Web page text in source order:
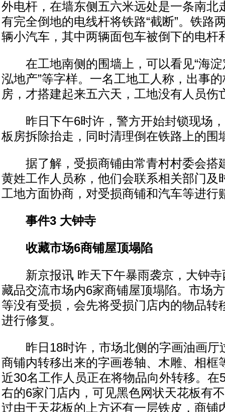
外电杆，在墙东侧五六米远处是一条南北
有完全倒地的电线杆将铁路“截断”。铁路
辆小汽车，其中两辆面包车被倒下的电杆
在工地南侧的围墙上，可以看见“海淀
泓地产”等字样。一名工地工人称，出事
房，才搭建起来五六天，工地没有人员伤
昨日下午6时许，警方开始封锁现场，
板房拆除抬走，同时清理倒在铁路上的围
据了解，受损商铺由常青村村委会搭
黄姓工作人员称，他们会联系相关部门及
工地方面协商，对受损商铺和汽车等进行
事件3 大钟寺
收藏市场6商铺屋顶塌陷
新京报讯 昨天下午暴雨袭京，大钟寺
藏品交流市场内6家商铺屋顶塌陷。市场
等没有受损，会先将受损门店内的物品转
进行修复。
昨日18时许，市场北侧的字画油画厅
商铺内转移出来的字画卷轴、木雕、相框
近30名工作人员正在将物品向外转移。在
右的6家门店内，可见黑色网状天花板有
过由于天花板的上方还有一层铁皮，商铺